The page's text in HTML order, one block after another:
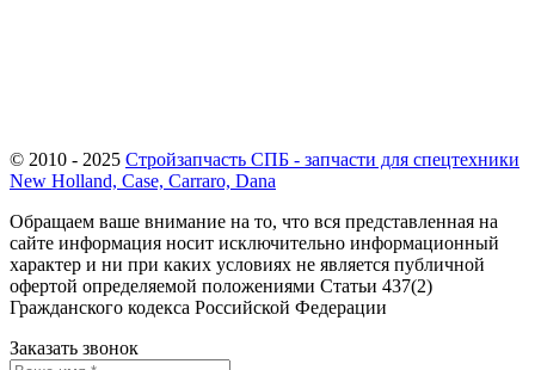
© 2010 - 2025 Стройзапчасть СПБ - запчасти для спецтехники
New Holland, Case, Carraro, Dana
Обращаем ваше внимание на то, что вся представленная на
сайте информация носит исключительно информационный
характер и ни при каких условиях не является публичной
офертой определяемой положениями Статьи 437(2)
Гражданского кодекса Российской Федерации
Заказать звонок